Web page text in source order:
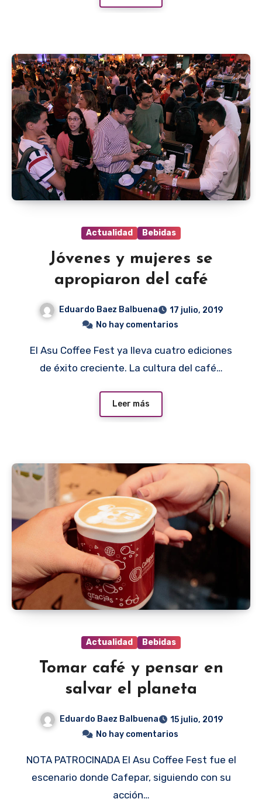
Actualidad Bebidas
Jóvenes y mujeres se
apropiaron del café
Eduardo Baez Balbuena
17 julio, 2019
No hay comentarios
El Asu Coffee Fest ya lleva cuatro ediciones
de éxito creciente. La cultura del café…
Leer más
Actualidad Bebidas
Tomar café y pensar en
salvar el planeta
Eduardo Baez Balbuena
15 julio, 2019
No hay comentarios
NOTA PATROCINADA El Asu Coffee Fest fue el
escenario donde Cafepar, siguiendo con su
acción…